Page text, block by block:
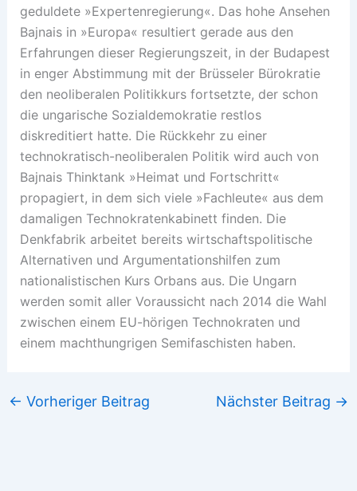
geduldete »Expertenregierung«. Das hohe Ansehen
Bajnais in »Europa« resultiert gerade aus den
Erfahrungen dieser Regierungszeit, in der Budapest
in enger Abstimmung mit der Brüsseler Bürokratie
den neoliberalen Politikkurs fortsetzte, der schon
die ungarische Sozialdemokratie restlos
diskreditiert hatte. Die Rückkehr zu einer
technokratisch-neoliberalen Politik wird auch von
Bajnais Thinktank »Heimat und Fortschritt«
propagiert, in dem sich viele »Fachleute« aus dem
damaligen Technokratenkabinett finden. Die
Denkfabrik arbeitet bereits wirtschaftspolitische
Alternativen und Argumentationshilfen zum
nationalistischen Kurs Orbans aus. Die Ungarn
werden somit aller Voraussicht nach 2014 die Wahl
zwischen einem EU-hörigen Technokraten und
einem machthungrigen Semifaschisten haben.
← Vorheriger Beitrag Nächster Beitrag →